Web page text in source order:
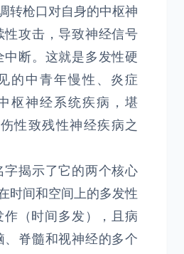
转枪口对自身的中枢神
性攻击，导致神经信号
断。这就是多发性硬
的中青年慢性、炎症
枢神经系统疾病，堪
性致残性神经疾病之
字揭示了它的两个核心
时间和空间上的多发性
（时间多发），且病
、脊髓和视神经的多个